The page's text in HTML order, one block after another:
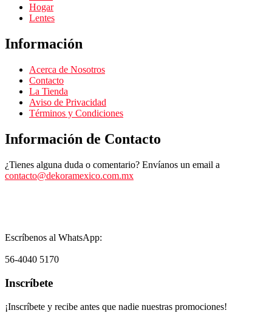
Hogar
Lentes
Información
Acerca de Nosotros
Contacto
La Tienda
Aviso de Privacidad
Términos y Condiciones
Información de Contacto
¿Tienes alguna duda o comentario? Envíanos un email a
contacto@dekoramexico.com.mx
Escríbenos al WhatsApp:
56-4040 5170
Inscríbete
¡Inscríbete y recibe antes que nadie nuestras promociones!